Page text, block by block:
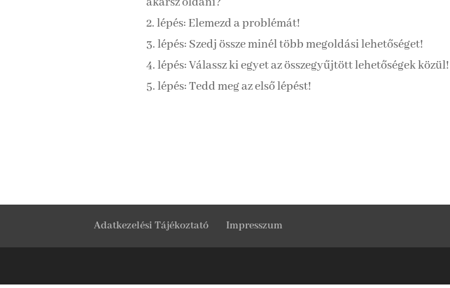
2. lépés: Elemezd a problémát!
3. lépés: Szedj össze minél több megoldási lehetőséget!
4. lépés: Válassz ki egyet az összegyűjtött lehetőségek közül!
5. lépés: Tedd meg az első lépést!
Adatkezelési Tájékoztató Impresszum